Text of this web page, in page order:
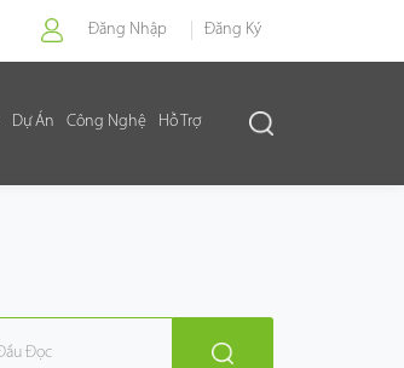
Đăng Nhập Đăng Ký
Dự Án Công Nghệ
Hỗ Trợ